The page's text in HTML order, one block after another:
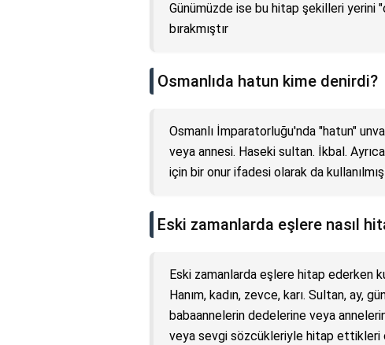
Günümüzde ise bu hitap şekilleri yerini
bırakmıştır
Osmanlıda hatun kime denirdi?
Osmanlı İmparatorluğu'nda "hatun"
veya annesi. Haseki sultan. İkbal.
için bir onur ifadesi olarak da
Eski zamanlarda eşlere nasıl
Eski zamanlarda eşlere hitap ederken
Hanım, kadın, zevce, karı. Sultan, ay,
babaannelerin dedelerine veya
veya sevgi sözcükleriyle hitap ettikleri